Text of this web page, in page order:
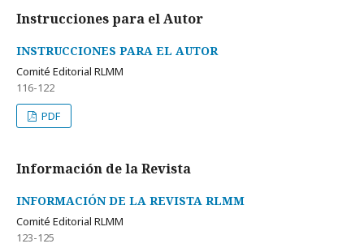
Instrucciones para el Autor
INSTRUCCIONES PARA EL AUTOR
Comité Editorial RLMM
116-122
PDF
Información de la Revista
INFORMACIÓN DE LA REVISTA RLMM
Comité Editorial RLMM
123-125